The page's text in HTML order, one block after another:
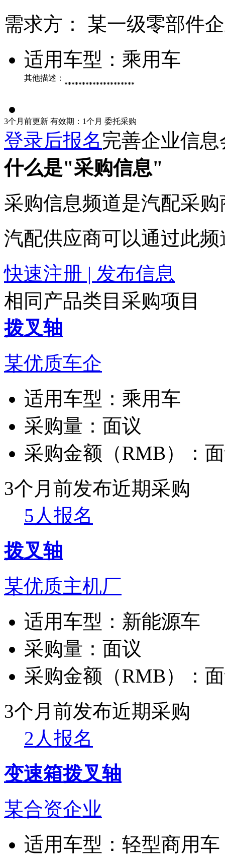
需求方：
某一级零部件
适用车型： 乘用车
其他描述：
********************
3个月前更新 有效期：1个月 委托采购
登录后报名完善企业信
什么是"采购信息"
采购信息频道是汽配采
汽配供应商可以通过此
快速注册 | 发布信息
相同产品类目采购项目
拨叉轴
某优质车企
适用车型： 乘用车
采购量： 面议
采购金额（RMB）：
3个月前发布近期采购
5人报名
拨叉轴
某优质主机厂
适用车型： 新能源车
采购量： 面议
采购金额（RMB）：
3个月前发布近期采购
2人报名
变速箱拨叉轴
某合资企业
适用车型： 轻型商用